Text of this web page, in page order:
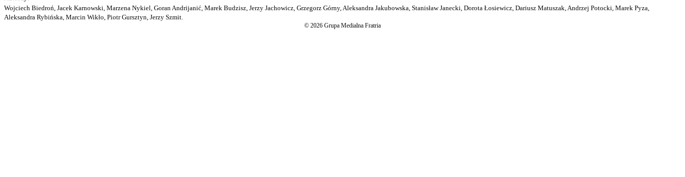
Wojciech Biedroń, Jacek Karnowski, Marzena Nykiel, Goran Andrijanić, Marek Budzisz, Jerzy Jachowicz, Grzegorz Górny, Aleksandra Jakubowska, Stanisław Janecki, Dorota Łosiewicz, Dariusz Matuszak, Andrzej Potocki, Marek Pyza,
Aleksandra Rybińska, Marcin Wikło, Piotr Gursztyn, Jerzy Szmit.
© 2026 Grupa Medialna Fratria